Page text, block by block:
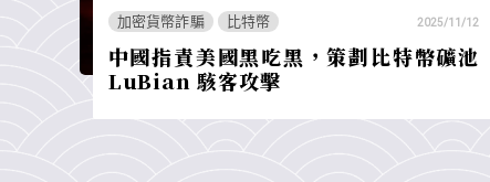
加密貨幣詐騙 比特幣 2025/11/12
中國指責美國黑吃黑，策劃比特幣礦池
LuBian 駭客攻擊